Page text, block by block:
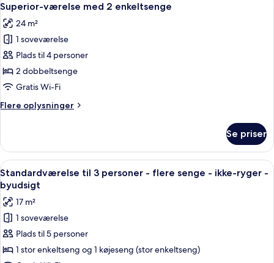
ryger
(Minimal
Double
Room)
alle
billeder
af
Superior-
værelse
med
enkeltsenge
11
Superior-værelse med 2 enkeltsenge
24 m²
1 soveværelse
Plads til 4 personer
2 dobbeltsenge
Gratis Wi-Fi
Flere oplysninger
Flere
værelse
med
2
enkeltsenge
Se priser
Indlæs
alle
billeder
af
Standardværelse
til
3
En smal gang med en køjeseng til
12
Standardværelse til 3 personer - flere senge - ikke-ryger -
byudsigt
17 m²
1 soveværelse
Plads til 5 personer
1 stor enkeltseng og 1 køjeseng (stor enkeltseng)